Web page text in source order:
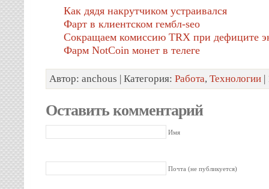
Как дядя накрутчиком устраивался
Фарт в клиентском гембл-seo
Сокращаем комиссию TRX при дефиците
Фарм NotCoin монет в телеге
Автор: anchous | Категория: Работа, Технологии |
Оставить комментарий
Имя
Почта (не публикуется)